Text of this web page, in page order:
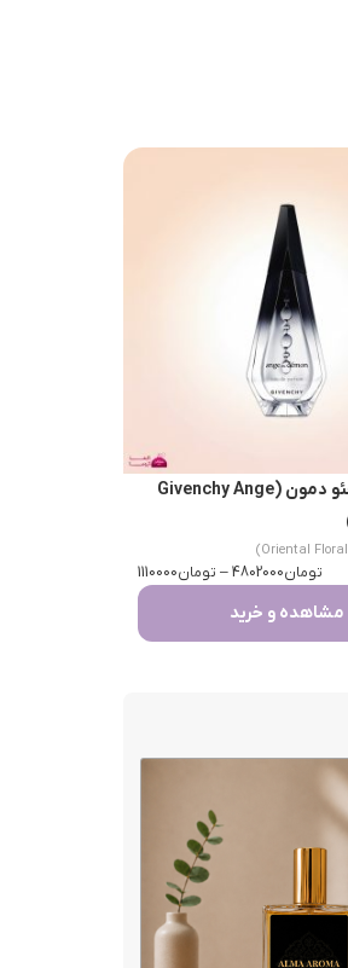
جیوانچی آنجئو دمون (Givenchy Ange
تومان4802000
– تومان1110000
مشاهده و خرید